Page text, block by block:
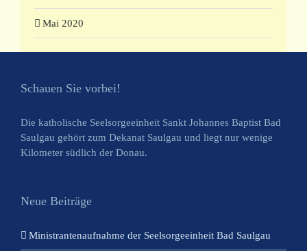
Mai 2020
Schauen Sie vorbei!
Die katholische Seelsorgeeinheit Sankt Johannes Baptist Bad
Saulgau gehört zum Dekanat Saulgau und liegt nur wenige
Kilometer südlich der Donau.
Neue Beiträge
Ministrantenaufnahme der Seelsorgeeinheit Bad Saulgau